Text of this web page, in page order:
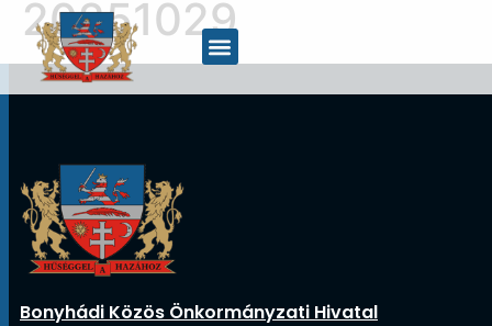
20251029
Bonyhádi Közös Önkormányzati Hivatal